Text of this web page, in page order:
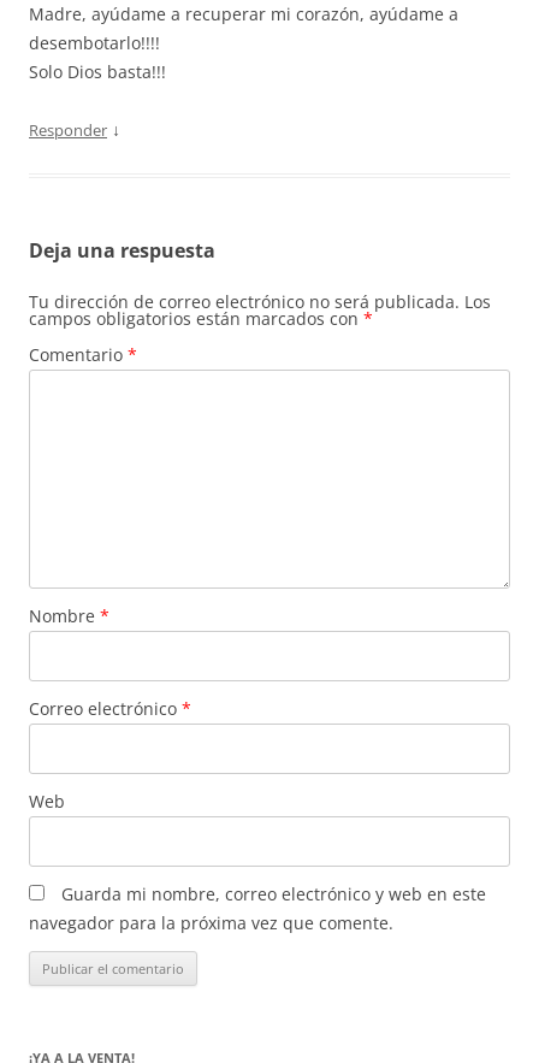
Madre, ayúdame a recuperar mi corazón, ayúdame a
desembotarlo!!!!
Solo Dios basta!!!
Responder ↓
Deja una respuesta
Tu dirección de correo electrónico no será publicada. Los
campos obligatorios están marcados con *
Comentario *
Nombre *
Correo electrónico *
Web
Guarda mi nombre, correo electrónico y web en este
navegador para la próxima vez que comente.
¡YA A LA VENTA!